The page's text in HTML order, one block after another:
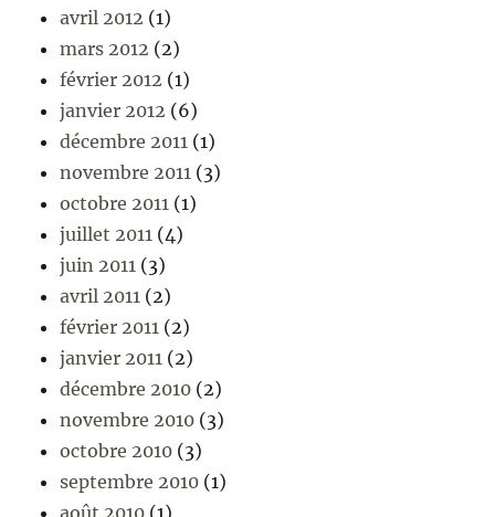
avril 2012 (1)
mars 2012 (2)
février 2012 (1)
janvier 2012 (6)
décembre 2011 (1)
novembre 2011 (3)
octobre 2011 (1)
juillet 2011 (4)
juin 2011 (3)
avril 2011 (2)
février 2011 (2)
janvier 2011 (2)
décembre 2010 (2)
novembre 2010 (3)
octobre 2010 (3)
septembre 2010 (1)